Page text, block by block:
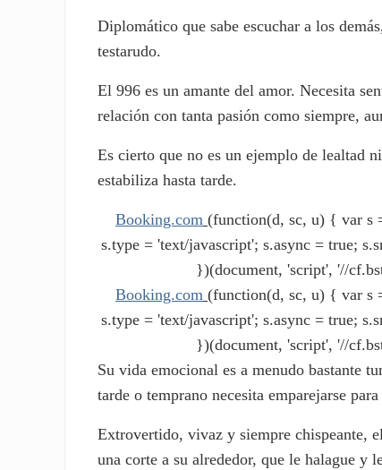
Diplomático que sabe escuchar a los
testarudo.
El 996 es un amante del amor. Necesita
relación con tanta pasión como siempre,
Es cierto que no es un ejemplo de lealtad
estabiliza hasta tarde.
Booking.com (function(d, sc, u) { var s
s.type = 'text/javascript'; s.async = true;
})(document, 'script', '//
Booking.com (function(d, sc, u) { var s
s.type = 'text/javascript'; s.async = true;
})(document, 'script', '//
Su vida emocional es a menudo bastante
tarde o temprano necesita emparejarse
Extrovertido, vivaz y siempre chispeante,
una corte a su alrededor, que le halague y